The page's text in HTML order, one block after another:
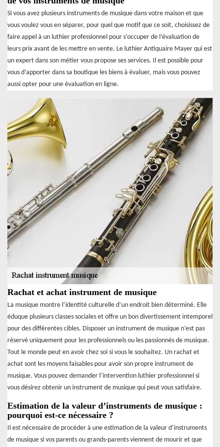
Si vous avez plusieurs instruments de musique dans votre maison et que
vous voulez vous en séparer, pour quel que motif que ce soit, choisissez de
faire appel à un luthier professionnel pour s’occuper de l’évaluation de
leurs prix avant de les mettre en vente. Le luthier Antiquaire Mayer qui est
un expert dans son métier vous propose ses services. Il est possible pour
vous d’apporter dans sa boutique les biens à évaluer, mais vous pouvez
aussi opter pour une évaluation en ligne.
Rachat et achat instrument de musique
La musique montre l’identité culturelle d’un endroit bien déterminé. Elle
éduque plusieurs classes sociales et offre un bon divertissement intemporel
pour des différentes cibles. Disposer un instrument de musique n’est pas
réservé uniquement pour les professionnels ou les passionnés de musique.
Tout le monde peut en avoir chez soi si vous le souhaitez. Un rachat et
achat sont les moyens faisables pour avoir son propre instrument de
musique. Vous pouvez demander l’intervention luthier professionnel si
vous désirez obtenir un instrument de musique qui peut vous satisfaire.
Estimation de la valeur d’instruments de musique :
pourquoi est-ce nécessaire ?
Il est nécessaire de procéder à une estimation de la valeur d’instruments
de musique si vos parents ou grands-parents viennent de mourir et que